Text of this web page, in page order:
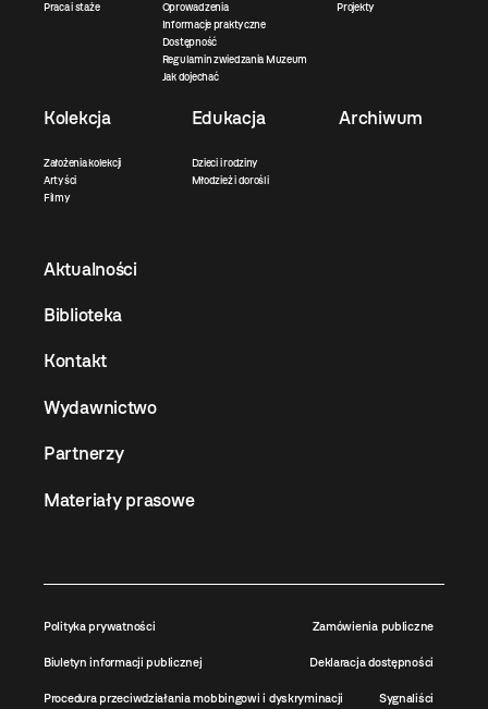
Praca i staże
Oprowadzenia
Informacje praktyczne
Dostępność
Regulamin zwiedzania Muzeum
Jak dojechać
Projekty
Kolekcja
Założenia kolekcji
Artyści
Filmy
Edukacja
Dzieci i rodziny
Młodzież i dorośli
Archiwum
Aktualności
Biblioteka
Kontakt
Wydawnictwo
Partnerzy
Materiały prasowe
Polityka prywatności Zamówienia publiczne
Biuletyn informacji publicznej Deklaracja dostępności
Procedura przeciwdziałania mobbingowi i dyskryminacji Sygnaliści